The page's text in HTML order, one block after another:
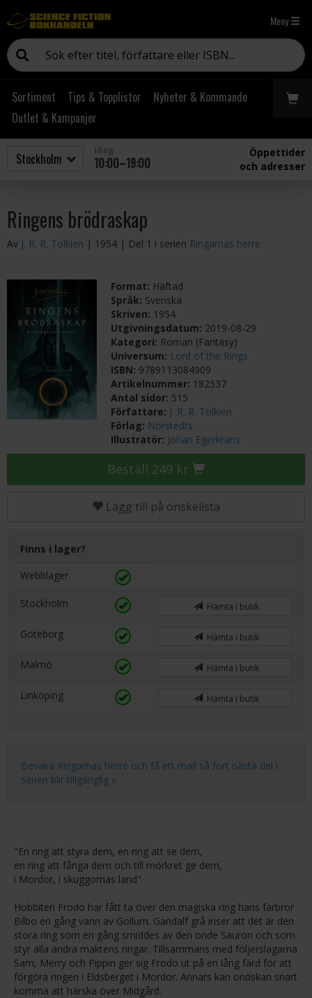
Meny
Sortiment Tips & Topplistor
Nyheter & Kommande
Outlet & Kampanjer
10:00–19:00
Öppettider
och adresser
Ringens brödraskap
Av J. R. R. Tolkien | 1954 | Del 1 i serien Ringarnas herre
Format: Häftad
Språk: Svenska
Skriven: 1954
Utgivningsdatum: 2019-08-29
Kategori: Roman (Fantasy)
Universum: Lord of the Rings
ISBN: 9789113084909
Artikelnummer: 182537
Antal sidor: 515
Författare: J. R. R. Tolkien
Förlag: Norstedts
Illustratör: Johan Egerkrans
Beställ 249 kr
Lägg till på önskelista
Finns i lager?
Webblager
Stockholm Hämta i butik
Göteborg Hämta i butik
Malmö Hämta i butik
Linköping Hämta i butik
Bevaka Ringarnas herre och få ett mail så fort nästa del i
serien blir tillgänglig »
"En ring att styra dem, en ring att se dem,
en ring att fånga dem och till mörkret ge dem,
i Mordor, i skuggornas land"
Hobbiten Frodo har fått ta över den magiska ring hans farbror
Bilbo en gång vann av Gollum. Gandalf grå inser att det är den
stora ring som en gång smiddes av den onde Sauron och som
styr alla andra maktens ringar. Tillsammans med följerslagarna
Sam, Merry och Pippin ger sig Frodo ut på en lång färd för att
förgöra ringen i Eldsberget i Mordor. Annars kan ondskan snart
komma att härska över Midgård.